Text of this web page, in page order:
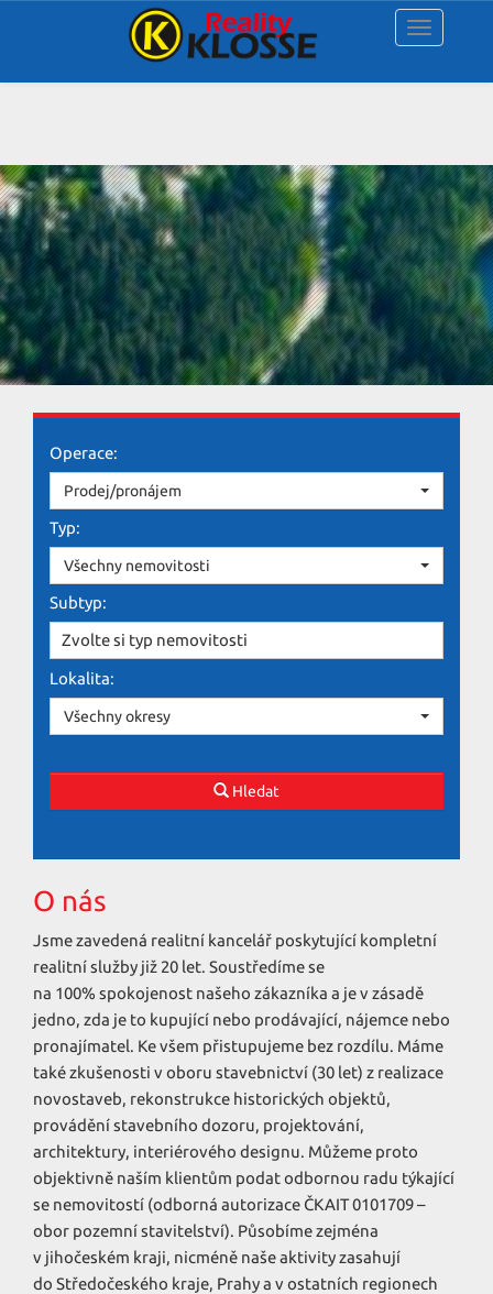
Navigace
Operace:
Prodej/pronájem
Typ:
Všechny nemovitosti
Subtyp:
Zvolte si typ nemovitosti
Lokalita:
Všechny okresy
Hledat
O nás
Jsme zavedená realitní kancelář poskytující kompletní
realitní služby již 20 let. Soustředíme se
na 100% spokojenost našeho zákazníka a je v zásadě
jedno, zda je to kupující nebo prodávající, nájemce nebo
pronajímatel. Ke všem přistupujeme bez rozdílu. Máme
také zkušenosti v oboru stavebnictví (30 let) z realizace
novostaveb, rekonstrukce historických objektů,
provádění stavebního dozoru, projektování,
architektury, interiérového designu. Můžeme proto
objektivně naším klientům podat odbornou radu týkající
se nemovitostí (odborná autorizace ČKAIT 0101709 –
obor pozemní stavitelství). Působíme zejména
v jihočeském kraji, nicméně naše aktivity zasahují
do Středočeského kraje, Prahy a v ostatních regionech